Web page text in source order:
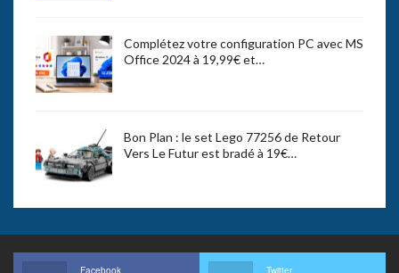
Complétez votre configuration PC avec MS
Office 2024 à 19,99€ et…
Bon Plan : le set Lego 77256 de Retour
Vers Le Futur est bradé à 19€…